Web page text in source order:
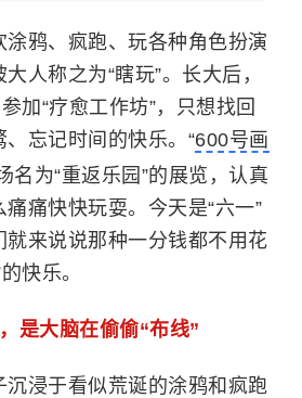
鸦、疯跑、玩各种角色扮演
人称之为“瞎玩”。长大后，
加“疗愈工作坊”，只想找回
忘记时间的快乐。“600号画
名为“重返乐园”的展览，认真
痛快快玩耍。今天是“六一”
就来说说那种一分钱都不用花
快乐。
， 是大脑在偷偷“布线”
沉浸于看似荒诞的涂鸦和疯跑